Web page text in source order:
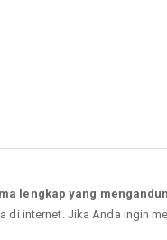
lengkap yang
di internet. Jika Anda ingin